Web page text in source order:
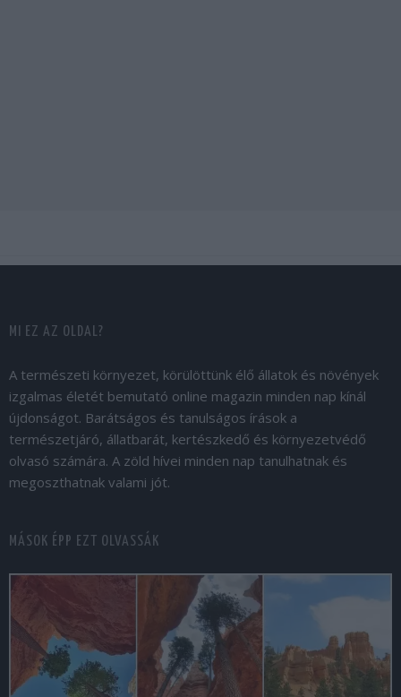
MI EZ AZ OLDAL?
A természeti környezet, körülöttünk élő állatok és növények
izgalmas életét bemutató online magazin minden nap kínál
újdonságot. Barátságos és tanulságos írások a
természetjáró, állatbarát, kertészkedő és környezetvédő
olvasó számára. A zöld hívei minden nap tanulhatnak és
megoszthatnak valami jót.
MÁSOK ÉPP EZT OLVASSÁK